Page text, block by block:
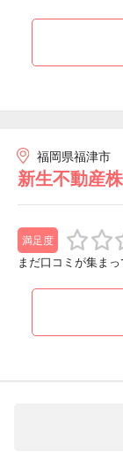
福岡県福津市
新生不動産
満足度
まだ口コミが集ま